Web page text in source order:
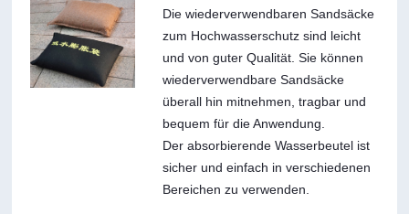
Die wiederverwendbaren Sandsäcke
zum Hochwasserschutz sind leicht
und von guter Qualität. Sie können
wiederverwendbare Sandsäcke
überall hin mitnehmen, tragbar und
bequem für die Anwendung.
Der absorbierende Wasserbeutel ist
sicher und einfach in verschiedenen
Bereichen zu verwenden.